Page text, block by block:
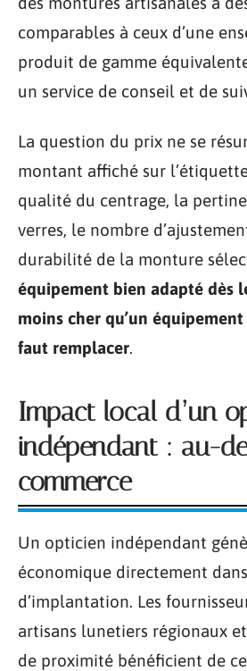
comparables à ceux d’une
produit de gamme
un service de conseil et de
La question du prix ne se
montant affiché sur
qualité du centrage, la
verres, le nombre
durabilité de la monture
équipement bien adapté dès
moins cher qu’un
faut remplacer.
Impact local d’un
indépendant : au-
commerce
Un opticien indépendant
économique directement
d’implantation. Les
artisans lunetiers régionaux
de proximité bénéficient de